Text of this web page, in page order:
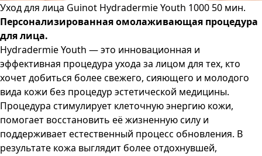
Уход для лица Guinot Hydradermie Youth 1000 50 мин.
Персонализированная омолаживающая процедура
для лица.
Hydradermie Youth — это инновационная и
эффективная процедура ухода за лицом для тех, кто
хочет добиться более свежего, сияющего и молодого
вида кожи без процедур эстетической медицины.
Процедура стимулирует клеточную энергию кожи,
помогает восстановить её жизненную силу и
поддерживает естественный процесс обновления. В
результате кожа выглядит более отдохнувшей,